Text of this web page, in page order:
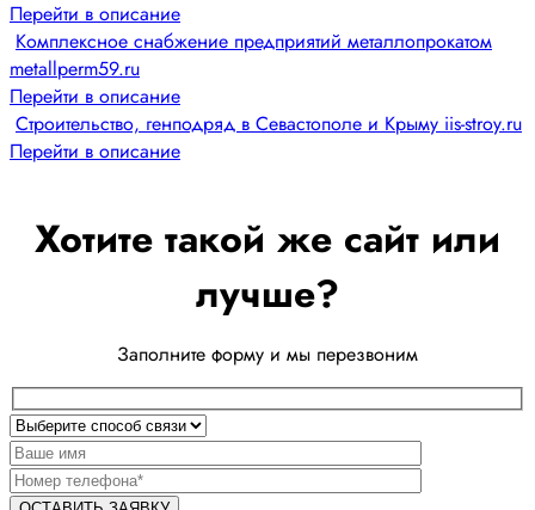
Перейти в описание
Комплексное снабжение предприятий металлопрокатом
metallperm59.ru
Перейти в описание
Строительство, генподряд в Севастополе и Крыму iis-stroy.ru
Перейти в описание
Хотите такой же сайт или
лучше?
Заполните форму и мы перезвоним